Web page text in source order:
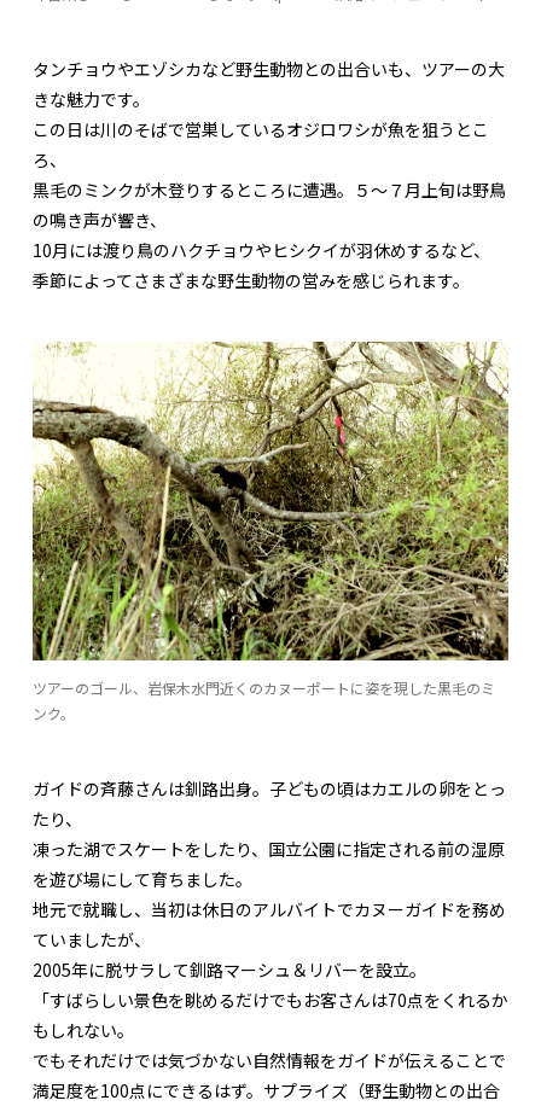
タンチョウやエゾシカなど野生動物との出合いも、ツアーの大
きな魅力です。
この日は川のそばで営巣しているオジロワシが魚を狙うとこ
ろ、
黒毛のミンクが木登りするところに遭遇。５〜７月上旬は野鳥
の鳴き声が響き、
10月には渡り鳥のハクチョウやヒシクイが羽休めするなど、
季節によってさまざまな野生動物の営みを感じられます。
ツアーのゴール、岩保木水門近くのカヌーポートに姿を現した黒毛のミ
ンク。
ガイドの斉藤さんは釧路出身。子どもの頃はカエルの卵をとっ
たり、
凍った湖でスケートをしたり、国立公園に指定される前の湿原
を遊び場にして育ちました。
地元で就職し、当初は休日のアルバイトでカヌーガイドを務め
ていましたが、
2005年に脱サラして釧路マーシュ＆リバーを設立。
「すばらしい景色を眺めるだけでもお客さんは70点をくれるか
もしれない。
でもそれだけでは気づかない自然情報をガイドが伝えることで
満足度を100点にできるはず。サプライズ（野生動物との出合